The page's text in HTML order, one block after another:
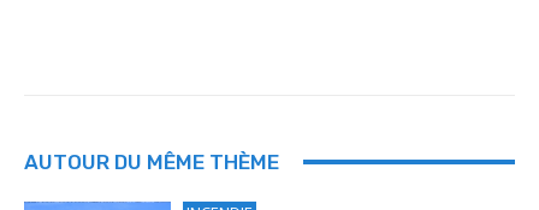
AUTOUR DU MÊME THÈME